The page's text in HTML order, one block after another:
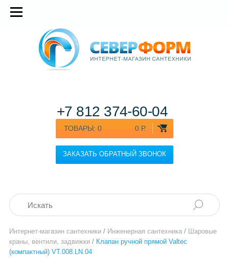
ТОВАРЫ: 0 0 Р.
ЗАКАЗАТЬ ОБРАТНЫЙ ЗВОНОК
+7 812 374-60-04
Интернет-магазин сантехники / Инженерная сантехника / Шаровые
краны, вентили, задвижки / Клапан ручной прямой Valtec
(компактный) VT.008.LN.04